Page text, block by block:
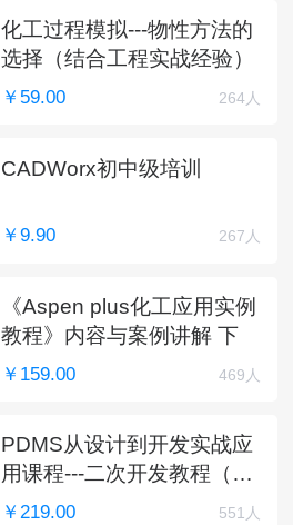
化工过程模拟---物性方法的
选择（结合工程实战经验）
￥59.00 264人
CADWorx初中级培训
￥9.90 267人
《Aspen plus化工应用实例
教程》内容与案例讲解 下
￥159.00 469人
PDMS从设计到开发实战应
用课程---二次开发教程（完
结）
￥219.00 551人